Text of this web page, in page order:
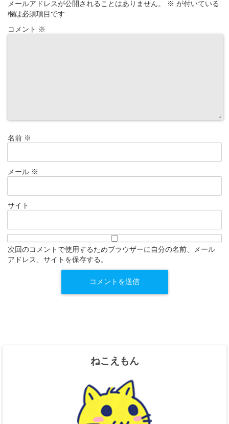
メールアドレスが公開されることはありません。 ※ が付いている
欄は必須項目です
コメント ※
名前 ※
メール ※
サイト
次回のコメントで使用するためブラウザーに自分の名前、メール
アドレス、サイトを保存する。
ねこえもん